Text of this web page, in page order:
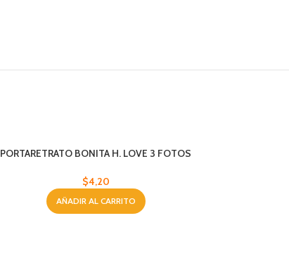
PORTARETRATO BONITA H. LOVE 3 FOTOS
$4,20
AÑADIR AL CARRITO